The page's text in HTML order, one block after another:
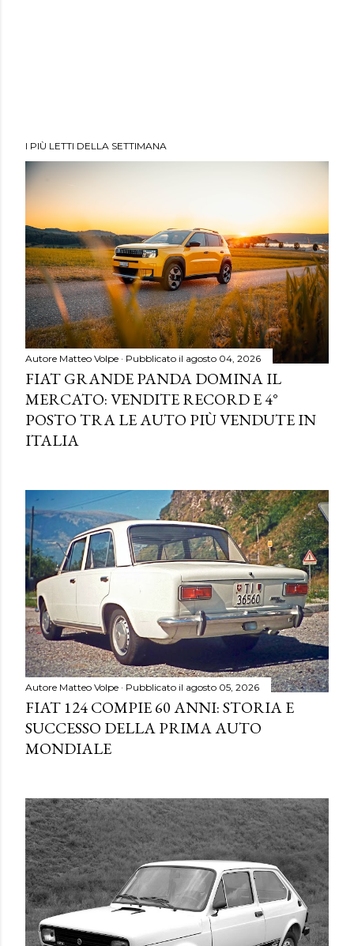
I PIÙ LETTI DELLA SETTIMANA
Autore Matteo Volpe Pubblicato il agosto 04, 2026
FIAT GRANDE PANDA DOMINA IL
MERCATO: VENDITE RECORD E 4°
POSTO TRA LE AUTO PIÙ VENDUTE IN
ITALIA
Autore Matteo Volpe Pubblicato il agosto 05, 2026
FIAT 124 COMPIE 60 ANNI: STORIA E
SUCCESSO DELLA PRIMA AUTO
MONDIALE